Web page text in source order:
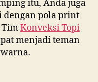
itu, Anda juga
dengan pola print
TimKonveksi Topi
menjadi teman